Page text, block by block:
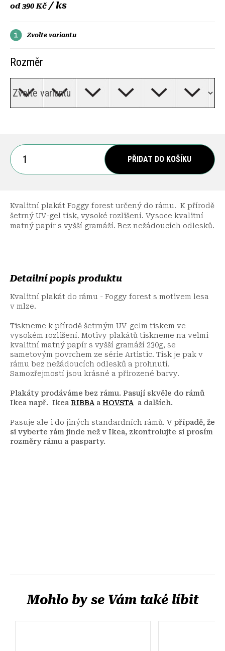
od390 Kč / ks
Zvolte variantu
Rozměr
PŘIDAT DO KOŠÍKU
Kvalitní plakát Foggy forest určený do rámu. K přírodě
šetrný UV-gel tisk, vysoké rozlišení. Vysoce kvalitní
matný papír s vyšší gramáží. Bez nežádoucích odlesků.
Detailní popis produktu
Kvalitní plakát do rámu - Foggy forest s motivem lesa
v mlze.
Tiskneme k přírodě šetrným UV-gelm tiskem ve
vysokém rozlišení. Motivy plakátů tiskneme na velmi
kvalitní matný papír s vyšší gramáží 230g, se
sametovým povrchem ze série Artistic. Tisk je pak v
rámu bez nežádoucích odlesků a prohnutí.
Samozřejmostí jsou krásné a přirozené barvy.
Plakáty prodáváme bez rámu. Pasují skvěle do rámů
Ikea např. Ikea RIBBA a HOVSTA a dalších.
Pasuje ale i do jiných standardních rámů. V případě, že
si vyberte rám jinde než v Ikea, zkontrolujte si prosím
rozměry rámu a pasparty.